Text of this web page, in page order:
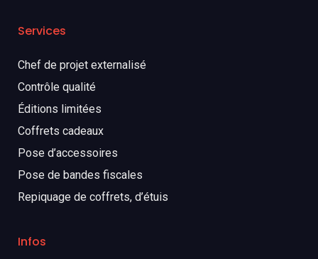
Services
Chef de projet externalisé
Contrôle qualité
Éditions limitées
Coffrets cadeaux
Pose d’accessoires
Pose de bandes fiscales
Repiquage de coffrets, d’étuis
Infos